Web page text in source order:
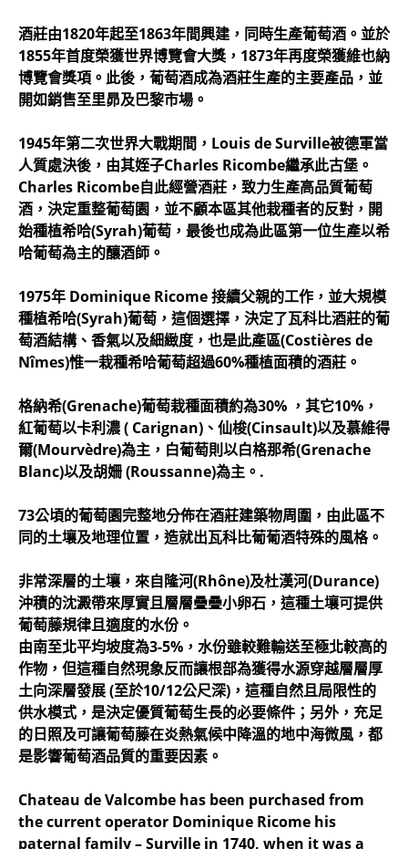
酒莊由1820年起至1863年間興建，同時生產葡萄酒。並於
1855年首度榮獲世界博覽會大獎，1873年再度榮獲維也納
博覽會獎項。此後，葡萄酒成為酒莊生產的主要產品，並
開如銷售至里昴及巴黎市場。
1945年第二次世界大戰期間，Louis de Surville被德軍當
人質處決後，由其姪子Charles Ricombe繼承此古堡。
Charles Ricombe自此經營酒莊，致力生產高品質葡萄
酒，決定重整葡萄園，並不顧本區其他栽種者的反對，開
始種植希哈(Syrah)葡萄，最後也成為此區第一位生產以希
哈葡萄為主的釀酒師。
1975年 Dominique Ricome 接續父親的工作，並大規模
種植希哈(Syrah)葡萄，這個選擇，決定了瓦科比酒莊的葡
萄酒結構、香氣以及細緻度，也是此產區(Costières de
Nîmes)惟一栽種希哈葡萄超過60%種植面積的酒莊。
格納希(Grenache)葡萄栽種面積約為30% ，其它10%，
紅葡萄以卡利濃 ( Carignan)、仙梭(Cinsault)以及慕維得
爾(Mourvèdre)為主，白葡萄則以白格那希(Grenache
Blanc)以及胡姍 (Roussanne)為主。.
73公頃的葡萄園完整地分佈在酒莊建築物周圍，由此區不
同的土壤及地理位置，造就出瓦科比葡葡酒特殊的風格。
非常深層的土壤，來自隆河(Rhône)及杜漢河(Durance)
沖積的沈澱帶來厚實且層層疊疊小卵石，這種土壤可提供
葡萄藤規律且適度的水份。
由南至北平均坡度為3-5%，水份雖較難輸送至極北較高的
作物，但這種自然現象反而讓根部為獲得水源穿越層層厚
土向深層發展 (至於10/12公尺深)，這種自然且局限性的
供水模式，是決定優質葡萄生長的必要條件；另外，充足
的日照及可讓葡萄藤在炎熱氣候中降溫的地中海微風，都
是影響葡萄酒品質的重要因素。
Chateau de Valcombe has been purchased from
the current operator Dominique Ricome his
paternal family – Surville in 1740, when it was a